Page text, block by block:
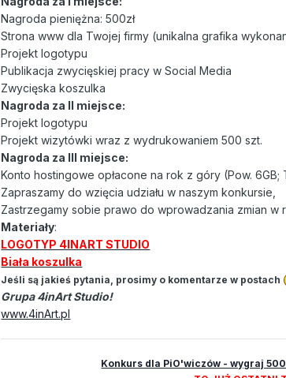
Nagroda pieniężna: 500zł
Strona www dla Twojej firmy (unikalna grafika
Projekt logotypu
Publikacja zwycięskiej pracy w Social Media
Zwycięska koszulka
Nagroda za II miejsce:
Projekt logotypu
Projekt wizytówki wraz z wydrukowaniem 500 szt.
Nagroda za III miejsce:
Konto hostingowe opłacone na rok z góry (Pow. 6GB;
Zapraszamy do wzięcia udziału w naszym konkursie,
Zastrzegamy sobie prawo do wprowadzania zmian w
Materiały:
LOGOTYP 4INART STUDIO
Biała koszulka
Jeśli są jakieś pytania, prosimy o komentarze w postach
Grupa 4inArt Studio!
www.4inArt.pl
Konkurs dla PiO'wiczów - wygraj